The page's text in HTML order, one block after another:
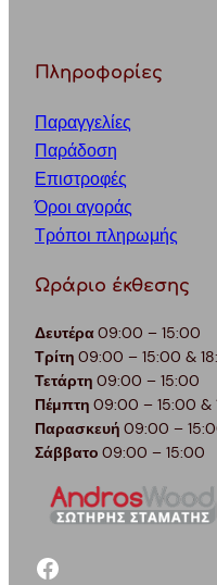
Πληροφορίες
Παραγγελίες
Παράδοση
Επιστροφές
Όροι αγοράς
Τρόποι πληρωμής
Ωράριο έκθεσης
Δευτέρα09:00 – 15:00
Τρίτη 09:00 – 15:00 &
Τετάρτη 09:00 – 15:00
Πέμπτη 09:00 – 15:00 &
Παρασκευή 09:00 –
Σάββατο 09:00 – 15:00
facebook